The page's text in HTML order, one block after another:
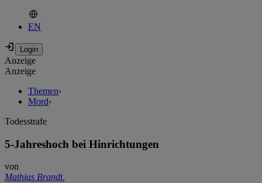
EN
Anzeige
Anzeige
Themen›
Mord›
Todesstrafe
5-Jahreshoch bei Hinrichtungen
von
Mathias Brandt,